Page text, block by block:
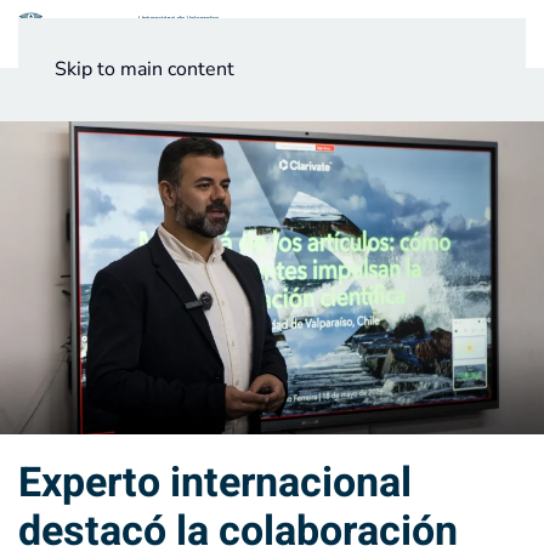
Skip to main content
Experto internacional
destacó la colaboración